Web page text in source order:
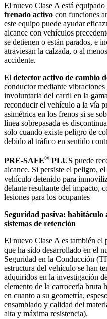
El nuevo Clase A está equipado
frenado activo con funciones
este equipo puede ayudar
alcance con vehículos
se detienen o están parados, e
atraviesan la calzada, o al
accidente.
El detector activo de cambio
conductor mediante
involuntaria del carril en la
reconducir el vehículo a la vía
asimétrica en los frenos si se
línea sobrepasada es
solo cuando existe peligro de
debido al tráfico en sentido
PRE-SAFE® PLUS puede
alcance. Si persiste el peligro,
vehículo detenido para
delante resultante del impacto,
lesiones para los ocupantes
Seguridad pasiva: habitáculo
sistemas de retención
El nuevo Clase A es también
que ha sido desarrollado en el
Seguridad en la Conducción
estructura del vehículo se han
adquiridos en la investigación
elemento de la carrocería bruta
en cuanto a su geometría,
ensamblado y calidad del
alta y máxima resistencia).